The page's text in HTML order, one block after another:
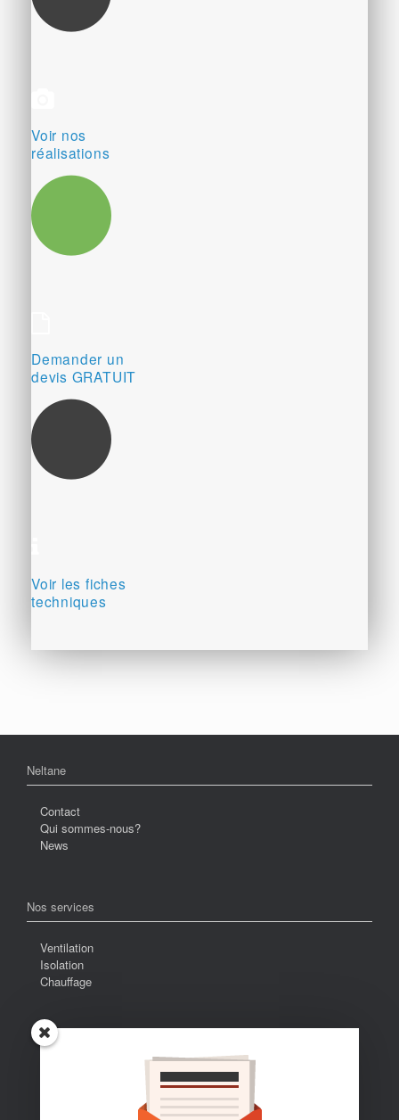
Voir nos
réalisations
Demander un
devis GRATUIT
Voir les fiches
techniques
Neltane
Contact
Qui sommes-nous?
News
Nos services
Ventilation
Isolation
Chauffage
Devis GRATUIT
Fiches techniques
FAQ